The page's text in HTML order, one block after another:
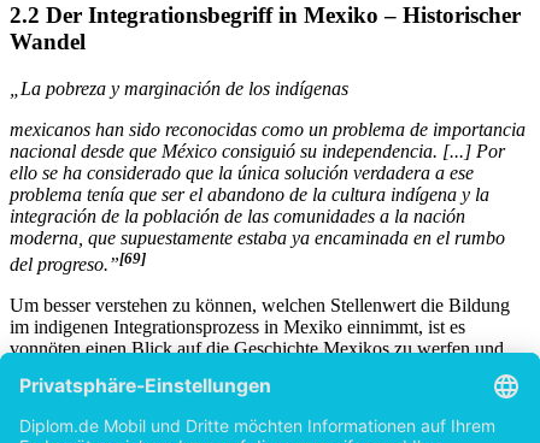
2.2 Der Integrationsbegriff in Mexiko – Historischer
mexicanos han sido reconocidas como un problema de importancia
nacional desde que México consiguió su independencia. [...] Por
ello se ha considerado que la única solución verdadera a ese
problema tenía que ser el abandono de la cultura indígena y la
integración de la población de las comunidades a la nación
moderna, que supuestamente estaba ya encaminada en el rumbo
Um besser verstehen zu können, welchen Stellenwert die Bildung
im indigenen Integrationsprozess in Mexiko einnimmt, ist es
vonnöten einen Blick auf die Geschichte Mexikos zu werfen und
dabei die Bedeutung des WortesIntegration